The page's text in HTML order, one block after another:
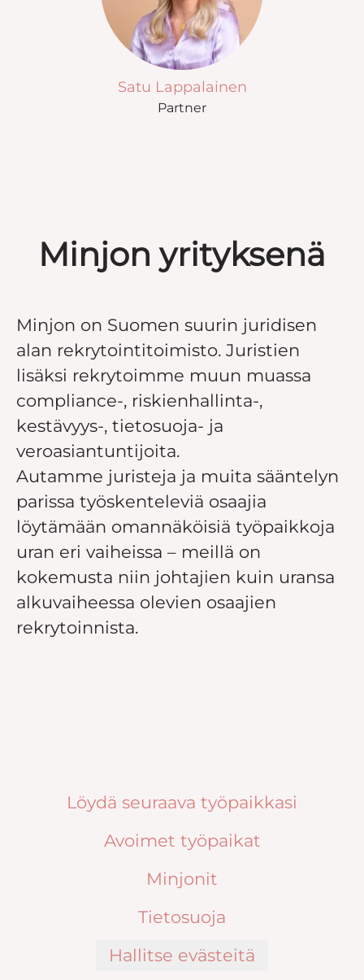
Satu Lappalainen
Partner
Minjon yrityksenä
Minjon on Suomen suurin juridisen
alan rekrytointitoimisto. Juristien
lisäksi rekrytoimme muun muassa
compliance-, riskienhallinta-,
kestävyys-, tietosuoja- ja
veroasiantuntijoita.
Autamme juristeja ja muita sääntelyn
parissa työskenteleviä osaajia
löytämään omannäköisiä työpaikkoja
uran eri vaiheissa – meillä on
kokemusta niin johtajien kuin uransa
alkuvaiheessa olevien osaajien
rekrytoinnista.
Löydä seuraava työpaikkasi
Avoimet työpaikat
Minjonit
Tietosuoja
Hallitse evästeitä